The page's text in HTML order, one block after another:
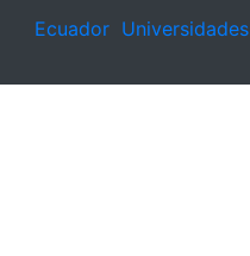
Ecuador Universidades